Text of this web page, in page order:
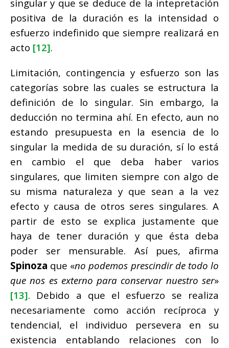
singular y que se deduce de la intepretación
positiva de la duración es la intensidad o
esfuerzo indefinido que siempre realizará en
acto [12].
Limitación, contingencia y esfuerzo son las
categorías sobre las cuales se estructura la
definición de lo singular. Sin embargo, la
deducción no termina ahí. En efecto, aun no
estando presupuesta en la esencia de lo
singular la medida de su duración, sí lo está
en cambio el que deba haber varios
singulares, que limiten siempre con algo de
su misma naturaleza y que sean a la vez
efecto y causa de otros seres singulares. A
partir de esto se explica justamente que
haya de tener duración y que ésta deba
poder ser mensurable. Así pues, afirma
Spinoza que «no podemos prescindir de todo lo
que nos es externo para conservar nuestro ser»
[13]. Debido a que el esfuerzo se realiza
necesariamente como acción recíproca y
tendencial, el individuo persevera en su
existencia entablando relaciones con lo